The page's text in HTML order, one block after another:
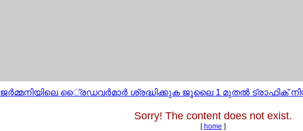
ജര്‍മ്മനിയിലെ ൈ്രഡവര്‍മാര്‍ ശ്രദ്ധിക്കുക ജൂലൈ 1 മുതല്‍ ട്രാഫിക്
Sorry! The content does not exist.
[ home ]